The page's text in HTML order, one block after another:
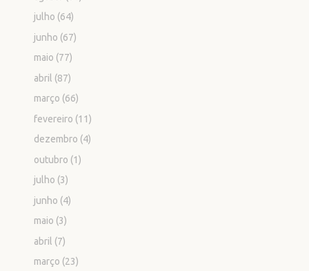
julho (64)
junho (67)
maio (77)
abril (87)
março (66)
fevereiro (11)
dezembro (4)
outubro (1)
julho (3)
junho (4)
maio (3)
abril (7)
março (23)